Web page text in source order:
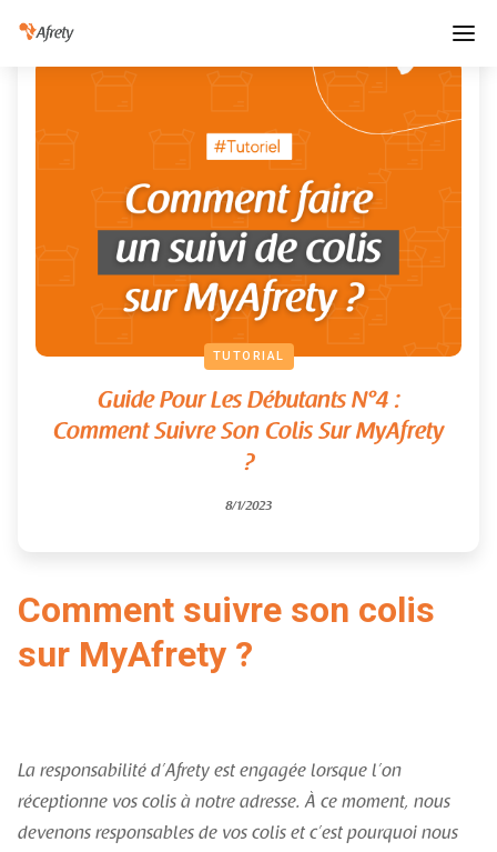
TUTORIAL
Guide Pour Les Débutants N°4 :
Comment Suivre Son Colis Sur MyAfrety
?
8/1/2023
Comment suivre son colis
sur MyAfrety ?
La responsabilité d’Afrety est engagée lorsque l’on
réceptionne vos colis à notre adresse. À ce moment, nous
devenons responsables de vos colis et c’est pourquoi nous